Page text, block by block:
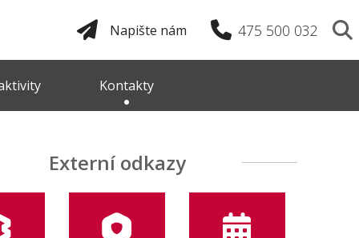
475 500 032
Napište nám
Kontakty
Externí odkazy